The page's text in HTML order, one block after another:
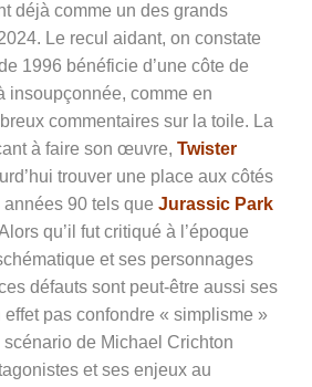
déjà comme un des grands
Le recul aidant, on constate
1996 bénéficie d’une côte de
insoupçonnée, comme en
commentaires sur la toile. La
à faire son œuvre, Twister
trouver une place aux côtés
90 tels que Jurassic Park
qu’il fut critiqué à l’époque
et ses personnages
défauts sont peut-être aussi ses
effet pas confondre « simplisme »
de Michael Crichton
et ses enjeux au